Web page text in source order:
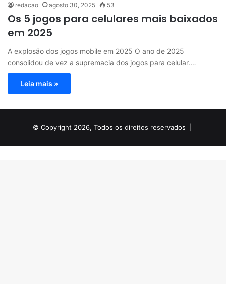
redacao agosto 30, 2025 53
Os 5 jogos para celulares mais baixados
em 2025
A explosão dos jogos mobile em 2025 O ano de 2025
consolidou de vez a supremacia dos jogos para celular.…
Leia mais »
© Copyright 2026, Todos os direitos reservados |